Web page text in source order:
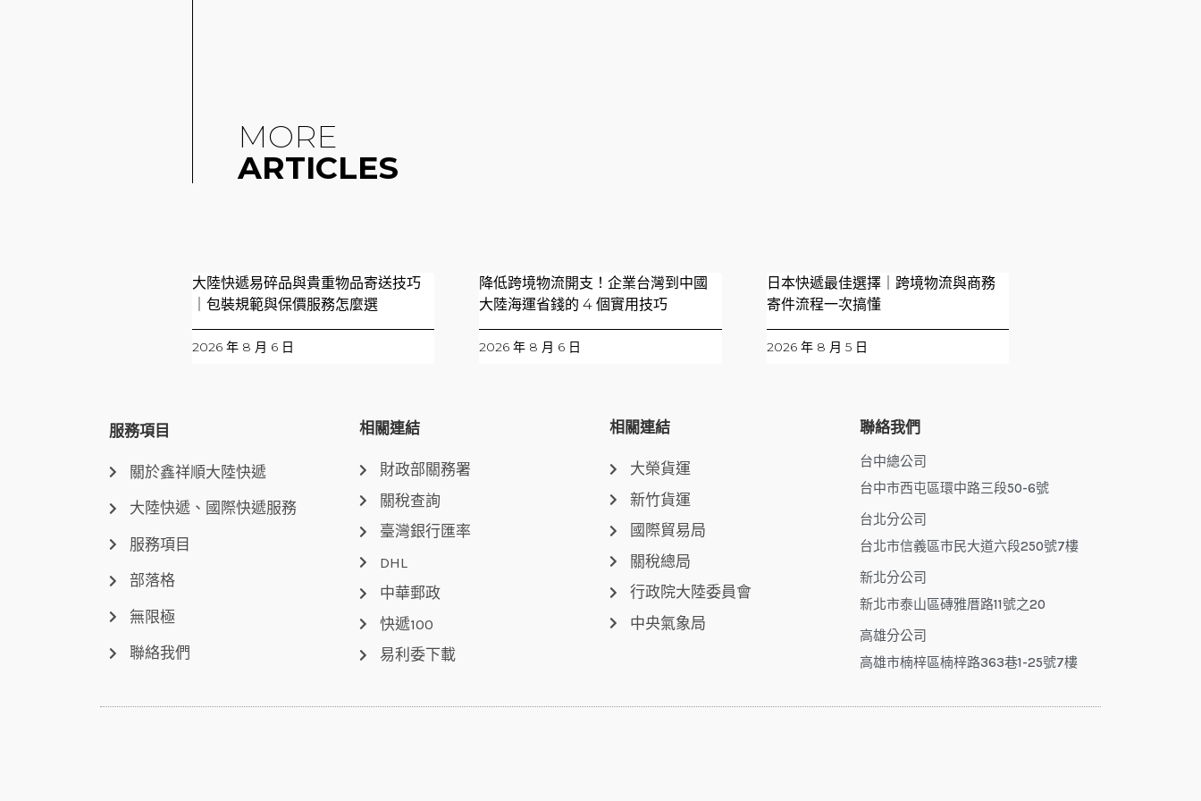
MORE
ARTICLES
大陸快遞易碎品與貴重物品寄送技巧
｜包裝規範與保價服務怎麼選
2026 年 8 月 6 日
降低跨境物流開支！企業台灣到中國
大陸海運省錢的 4 個實用技巧
2026 年 8 月 6 日
日本快遞最佳選擇｜跨境物流與商務
寄件流程一次搞懂
2026 年 8 月 5 日
服務項目
關於鑫祥順大陸快遞
大陸快遞、國際快遞服務
服務項目
部落格
無限極
聯絡我們
相關連結
財政部關務署
關稅查詢
臺灣銀行匯率
DHL
中華郵政
快遞100
易利委下載
相關連結
大榮貨運
新竹貨運
國際貿易局
關稅總局
行政院大陸委員會
中央氣象局
聯絡我們
台中總公司
台中市西屯區環中路三段50-6號
台北分公司
台北市信義區市民大道六段250號7樓
新北分公司
新北市泰山區磚雅厝路11號之20
高雄分公司
高雄市楠梓區楠梓路363巷1-25號7樓